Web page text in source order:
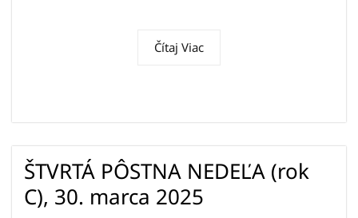
Čítaj Viac
ŠTVRTÁ PÔSTNA NEDEĽA (rok
C), 30. marca 2025